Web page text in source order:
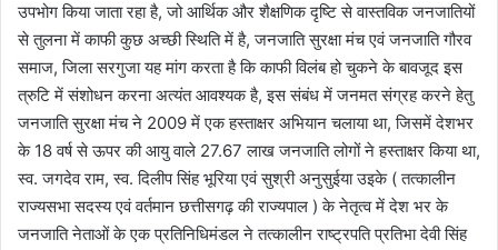
उपभोग किया जाता रहा है, जो आर्थिक और शैक्षणिक दृष्टि से वास्तविक जनजातियों
से तुलना में काफी कुछ अच्छी स्थिति में है, जनजाति सुरक्षा मंच एवं जनजाति गौरव
समाज, जिला सरगुजा यह मांग करता है कि काफी विलंब हो चुकने के बावजूद इस
त्रुटि में संशोधन करना अत्यंत आवश्यक है, इस संबंध में जनमत संग्रह करने हेतु
जनजाति सुरक्षा मंच ने 2009 में एक हस्ताक्षर अभियान चलाया था, जिसमें देशभर
के 18 वर्ष से ऊपर की आयु वाले 27.67 लाख जनजाति लोगों ने हस्ताक्षर किया था,
स्व. जगदेव राम, स्व. दिलीप सिंह भूरिया एवं सुश्री अनुसुईया उइके ( तत्कालीन
राज्यसभा सदस्य एवं वर्तमान छत्तीसगढ़ की राज्यपाल ) के नेतृत्व में देश भर के
जनजाति नेताओं के एक प्रतिनिधिमंडल ने तत्कालीन राष्ट्रपति प्रतिभा देवी सिंह